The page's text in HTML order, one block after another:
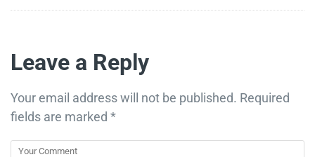
Leave a Reply
Your email address will not be published. Required
fields are marked *